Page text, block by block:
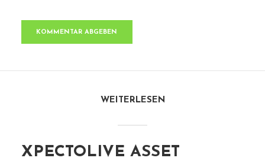
WEITERLESEN
XPECTOLIVE ASSET